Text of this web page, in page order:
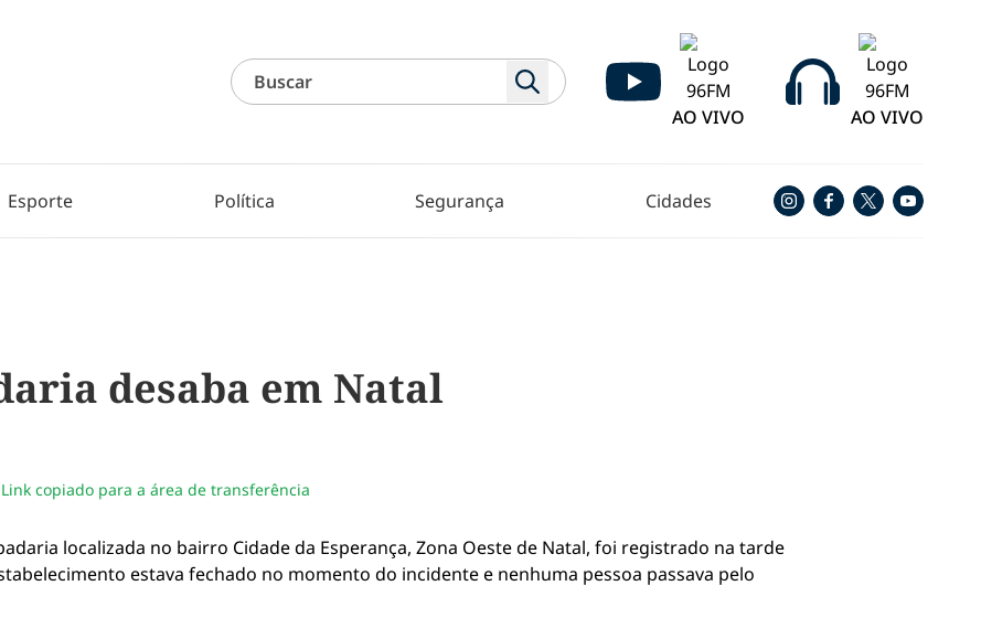
AO VIVO
AO VIVO
Esporte Política Segurança Cidades
desaba em Natal
twitter
pelo email
link da notícia
Link copiado para a área de transferência
localizada no bairro Cidade da Esperança, Zona Oeste de Natal, foi registrado na tarde
estava fechado no momento do incidente e nenhuma pessoa passava pelo